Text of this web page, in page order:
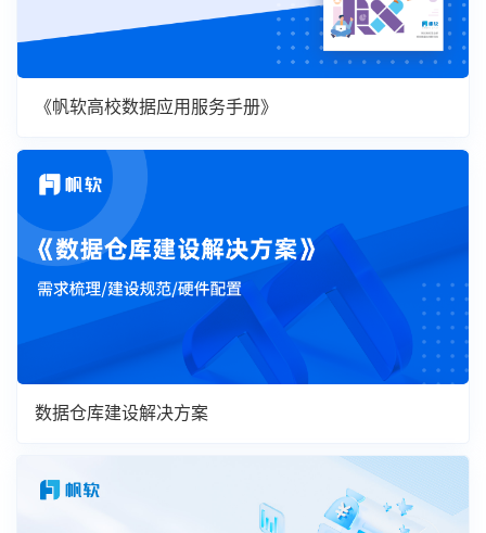
《帆软高校数据应用服务手册》
数据仓库建设解决方案